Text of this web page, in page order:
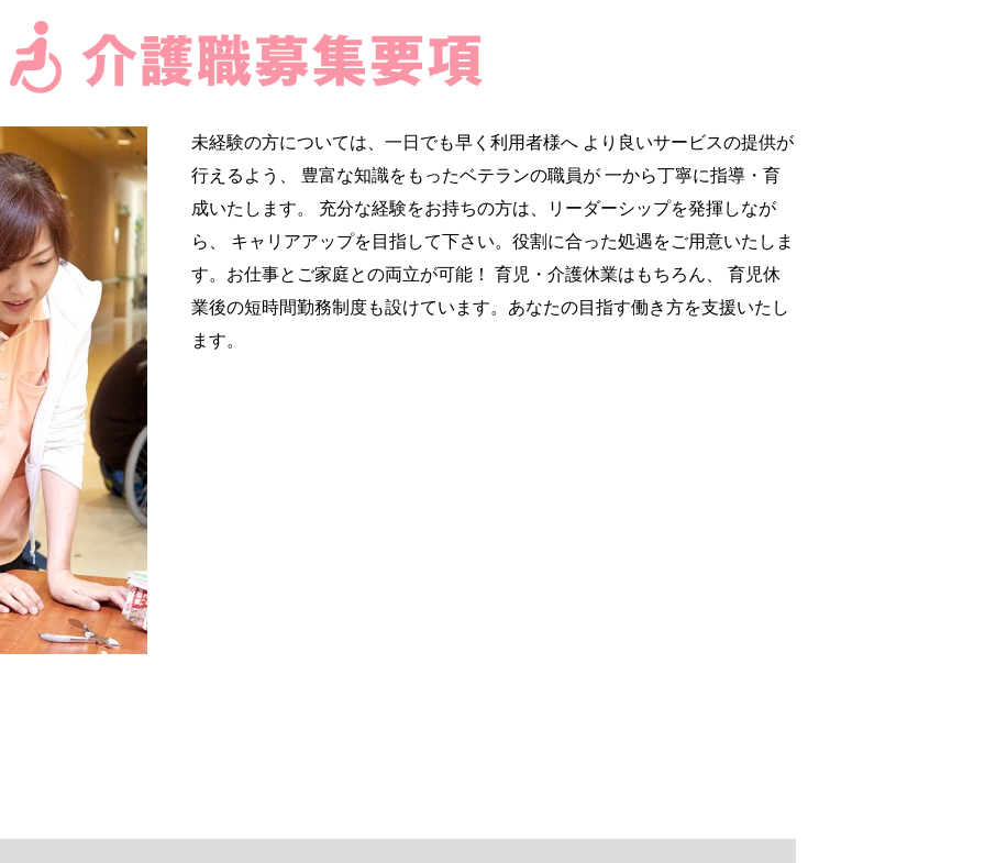
未経験の方については、一日でも早く利用者様へ より良いサービスの提供が
行えるよう、 豊富な知識をもったベテランの職員が 一から丁寧に指導・育
成いたします。 充分な経験をお持ちの方は、リーダーシップを発揮しなが
ら、 キャリアアップを目指して下さい。 役割に合った処遇をご用意いたしま
す。 お仕事とご家庭との両立が可能！ 育児・介護休業はもちろん、 育児休
業後の短時間勤務制度も設けています。 あなたの目指す働き方を支援いたし
ます。